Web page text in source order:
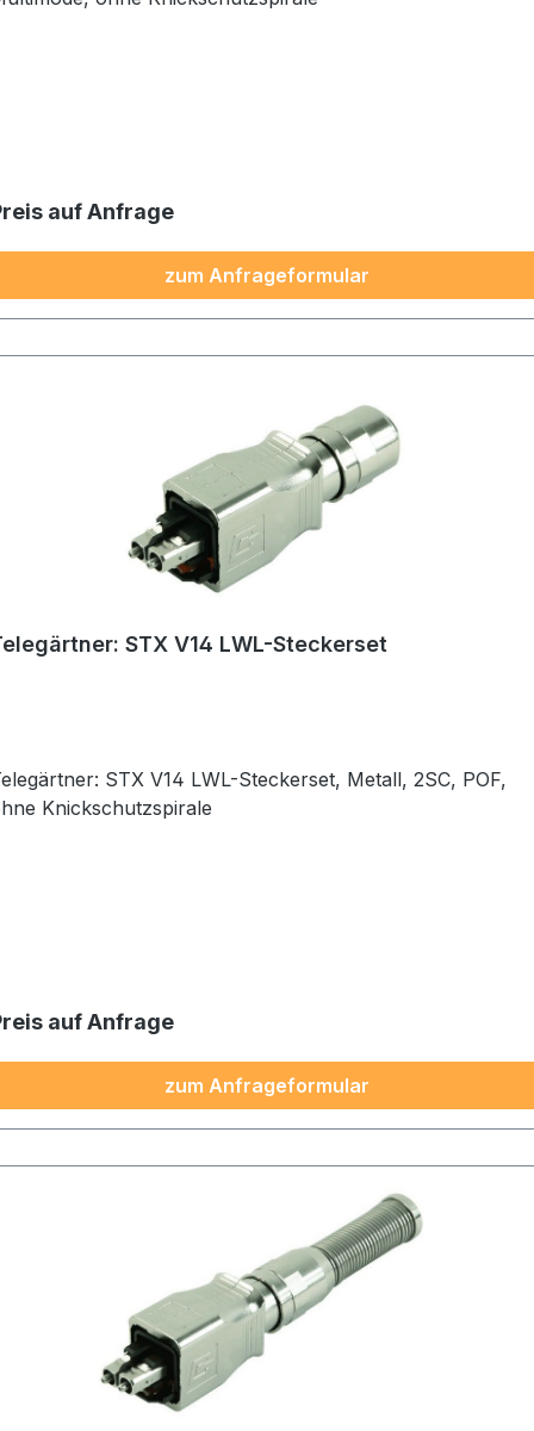
auf Anfrage
zum Anfrageformular
STX V14 LWL-Steckerset
STX V14 LWL-Steckerset, Metall, 2SC, POF,
Knickschutzspirale
auf Anfrage
zum Anfrageformular